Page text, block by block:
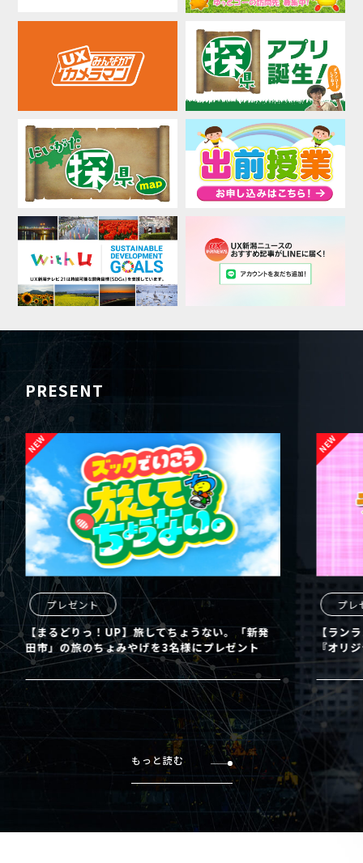
PRESENT
プレゼント
【まるどりっ！UP】旅してちょうない。「新発
田市」の旅のちょみやげを3名様にプレゼント
プレ
【ラン
『オリ
もっと読む